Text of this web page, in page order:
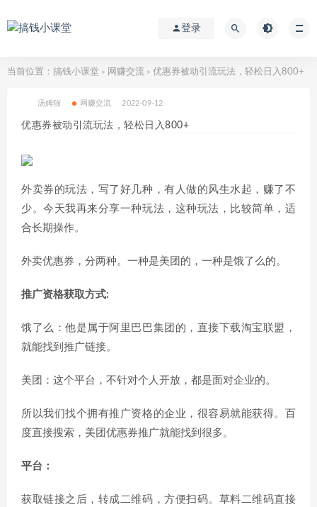
登录
当前位置： 搞钱小课堂 > 网赚交流 > 优惠券被动引流玩法，轻松日入800+
汤姆猫 网赚交流 2022-09-12
优惠券被动引流玩法，轻松日入800+
外卖券的玩法，写了好几种，有人做的风生水起，赚了不
少。今天我再来分享一种玩法，这种玩法，比较简单，适
合长期操作。
外卖优惠券，分两种。一种是美团的，一种是饿了么的。
推广资格获取方式:
饿了么：他是属于阿里巴巴集团的，直接下载淘宝联盟，
就能找到推广链接。
美团：这个平台，不针对个人开放，都是面对企业的。
所以我们找个拥有推广资格的企业，很容易就能获得。百
度直接搜索，美团优惠券推广就能找到很多。
平台：
获取链接之后，转成二维码，方便扫码。草料二维码直接